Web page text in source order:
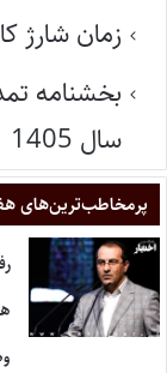
زمان شارژ
بخشنامه
سال 1405
پر‌مخاطب‌ترین‌های